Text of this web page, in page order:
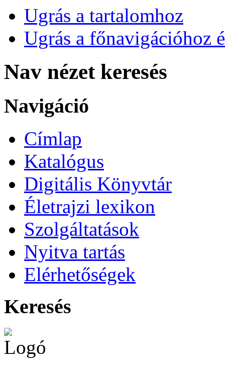
Ugrás a tartalomhoz
Ugrás a főnavigációhoz
Nav nézet keresés
Navigáció
Címlap
Katalógus
Digitális Könyvtár
Életrajzi lexikon
Szolgáltatások
Nyitva tartás
Elérhetőségek
Keresés